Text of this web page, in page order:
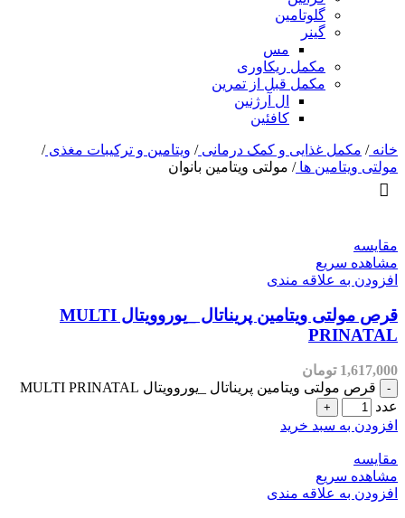
گلوتامین
گینر
مس
مکمل ریکاوری
مکمل قبل از تمرین
ال آرژنین
کافئین
خانه / مکمل غذایی و کمک درمانی / ویتامین و ترکیبات مغذی /
مولتی ویتامین ها / مولتی ویتامین بانوان
مقایسه
مشاهده سریع
افزودن به علاقه مندی
قرص مولتی ویتامین پریناتال _یوروویتال MULTI
PRINATAL
1,617,000 تومان
قرص مولتی ویتامین پریناتال _یوروویتال MULTI PRINATAL
عدد
افزودن به سبد خرید
مقایسه
مشاهده سریع
افزودن به علاقه مندی